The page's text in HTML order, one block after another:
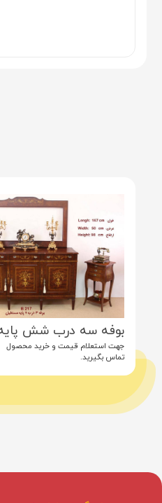
بوفه سه درب شش
جهت استعلام قیمت و خرید محصول
تماس بگیرید.